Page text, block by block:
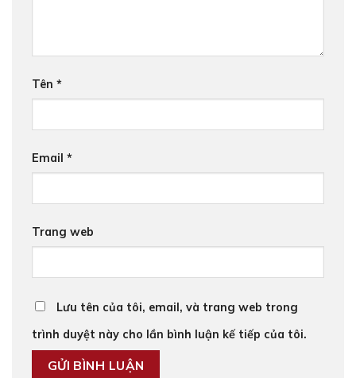
Tên *
Email *
Trang web
Lưu tên của tôi, email, và trang web trong
trình duyệt này cho lần bình luận kế tiếp của tôi.